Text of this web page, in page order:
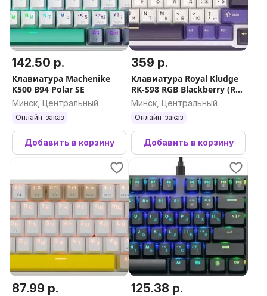
142.50 р.
Клавиатура Machenike
K500 B94 Polar SE
Минск, Центральный
Онлайн-заказ
Добавить в корзину
359 р.
Клавиатура Royal Kludge
RK-S98 RGB Blackberry (RK
Brown)
Минск, Центральный
Онлайн-заказ
Добавить в корзину
87.99 р. 125.38 р.